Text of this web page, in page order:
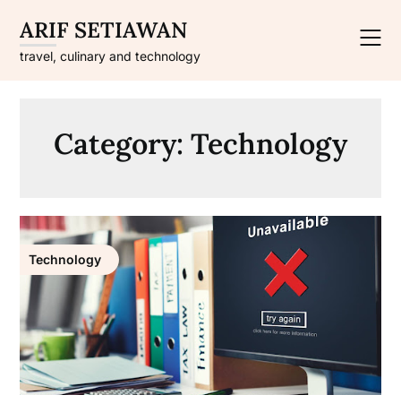
content
ARIF SETIAWAN
travel, culinary and technology
Category: Technology
Technology